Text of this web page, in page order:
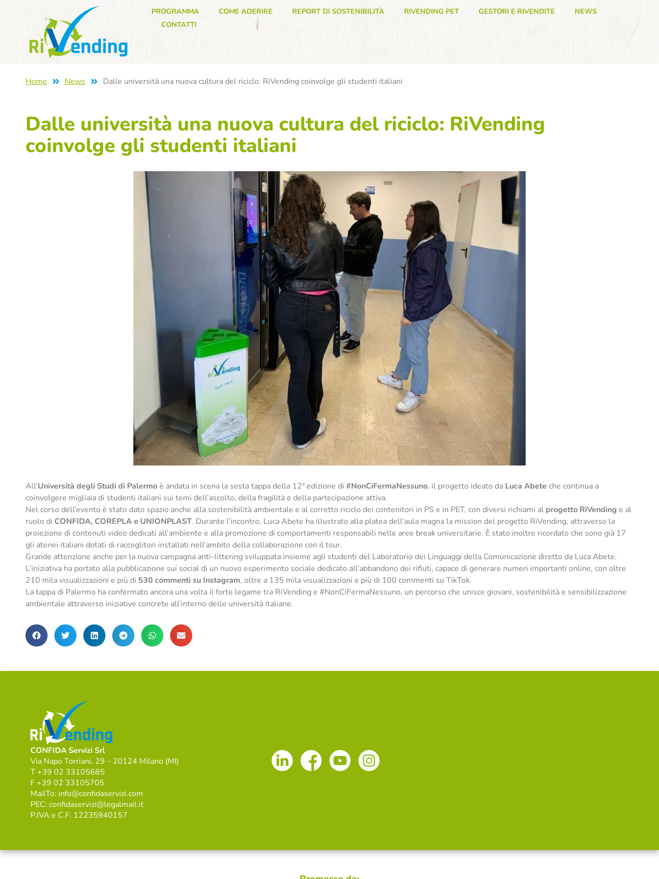
PROGRAMMA COME ADERIRE REPORT DI SOSTENIBILITÀ RIVENDING PET GESTORI E RIVENDITE
NEWS
CONTATTI
Home News Dalle università una nuova cultura del riciclo: RiVending coinvolge gli studenti italiani
Dalle università una nuova cultura del riciclo: RiVending
coinvolge gli studenti italiani
All’Università degli Studi di Palermoè andata in scena la sesta tappa della 12ª edizione di #NonCiFermaNessuno, il progetto ideato da Luca Abete che continua a
coinvolgere migliaia di studenti italiani sui temi dell’ascolto, della fragilità e della partecipazione attiva.
Nel corso dell’evento è stato dato spazio anche alla sostenibilità ambientale e al corretto riciclo dei contenitori in PS e in PET, con diversi richiami al progetto RiVending e al
ruolo di CONFIDA, COREPLA e UNIONPLAST. Durante l’incontro, Luca Abete ha illustrato alla platea dell’aula magna la mission del progetto RiVending, attraverso la
proiezione di contenuti video dedicati all’ambiente e alla promozione di comportamenti responsabili nelle aree break universitarie. È stato inoltre ricordato che sono già 17
gli atenei italiani dotati di raccoglitori installati nell’ambito della collaborazione con il tour.
Grande attenzione anche per la nuova campagna anti-littering sviluppata insieme agli studenti del Laboratorio dei Linguaggi della Comunicazione diretto da Luca Abete.
L’iniziativa ha portato alla pubblicazione sui social di un nuovo esperimento sociale dedicato all’abbandono dei rifiuti, capace di generare numeri importanti online, con oltre
210 mila visualizzazioni e più di 530 commenti su Instagram, oltre a 135 mila visualizzazioni e più di 100 commenti su TikTok.
La tappa di Palermo ha confermato ancora una volta il forte legame tra RiVending e #NonCiFermaNessuno, un percorso che unisce giovani, sostenibilità e sensibilizzazione
ambientale attraverso iniziative concrete all’interno delle università italiane.
CONFIDA Servizi Srl
Via Napo Torriani, 29 – 20124 Milano (MI)
T +39 02 33105685
F +39 02 33105705
MailTo: info@confidaservizi.com
PEC: confidaservizi@legalmail.it
P.IVA e C.F. 12235940157